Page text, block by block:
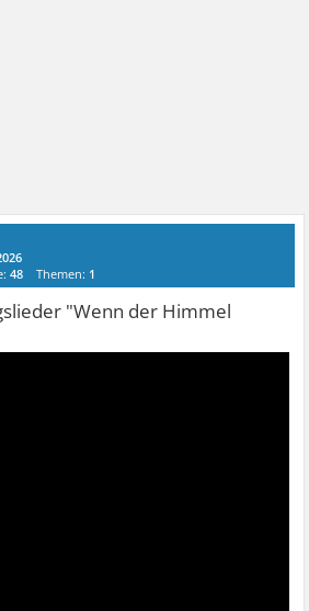
48 Themen: 1
"Wenn der Himmel